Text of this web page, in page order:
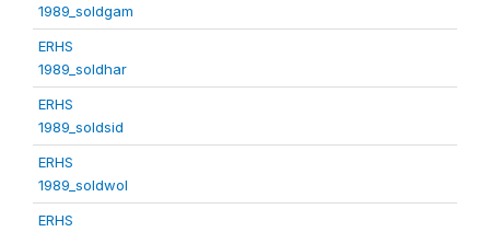
1989_soldgam
ERHS
1989_soldhar
ERHS
1989_soldsid
ERHS
1989_soldwol
ERHS